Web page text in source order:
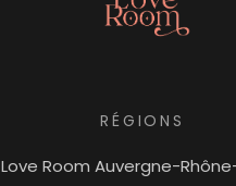
RÉGIONS
Love Room Auvergne-